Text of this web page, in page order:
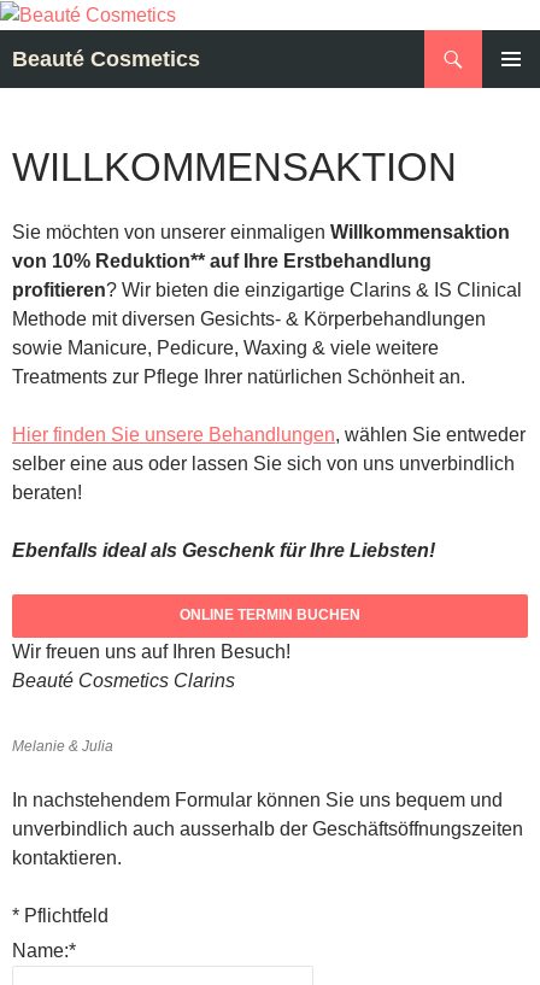
Zum
springen
Beauté Cosmetics
WILLKOMMENSAKTION
Sie möchten von unserer einmaligen Willkommensaktion
von 10% Reduktion** auf Ihre Erstbehandlung
profitieren? Wir bieten die einzigartige Clarins & IS Clinical
Methode mit diversen Gesichts- & Körperbehandlungen
sowie Manicure, Pedicure, Waxing & viele weitere
Treatments zur Pflege Ihrer natürlichen Schönheit an.
Hier finden Sie unsere Behandlungen, wählen Sie entweder
selber eine aus oder lassen Sie sich von uns unverbindlich
beraten!
Ebenfalls ideal als Geschenk für Ihre Liebsten!
Wir freuen uns auf Ihren Besuch!
Beauté Cosmetics Clarins
Melanie & Julia
In nachstehendem Formular können Sie uns bequem und
unverbindlich auch ausserhalb der Geschäftsöffnungszeiten
kontaktieren.
* Pflichtfeld
Name:*